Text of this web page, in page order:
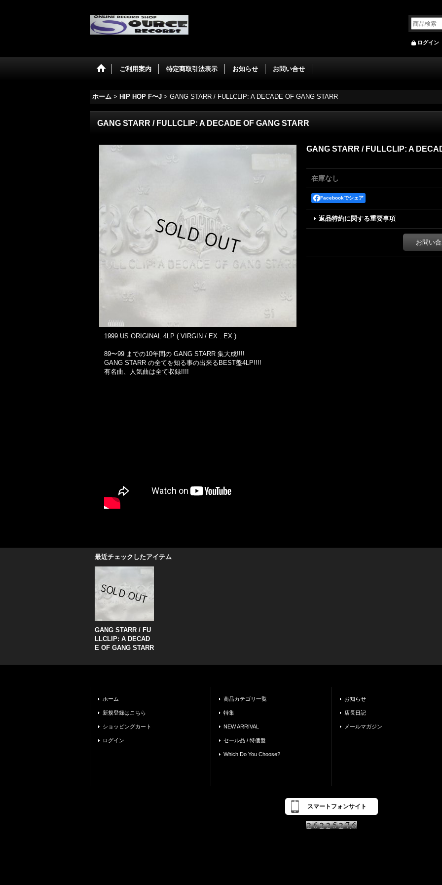
ログイン
ご利用案内 特定商取引法表示 お知らせ お問い合せ
ホーム > HIP HOP F〜J > GANG STARR / FULLCLIP: A DECADE OF GANG STARR
GANG STARR / FULLCLIP: A DECADE OF GANG STARR
GANG STARR / FULLCLIP: A
在庫なし
Facebookでシェア
返品特約に関する重要事項
お問い
1999 US ORIGINAL 4LP ( VIRGIN / EX . EX )
89〜99 までの10年間の GANG STARR 集大成!!!!
GANG STARR の全てを知る事の出来るBEST盤4LP!!!!
有名曲、人気曲は全て収録!!!!
最近チェックしたアイテム
GANG STARR / FU
LLCLIP: A DECAD
E OF GANG STARR
ホーム
新規登録はこちら
ショッピングカート
ログイン
商品カテゴリ一覧
特集
NEW ARRIVAL
セール品 / 特価盤
Which Do You Choose?
お知らせ
店長日記
メールマガジン
スマートフォンサイト